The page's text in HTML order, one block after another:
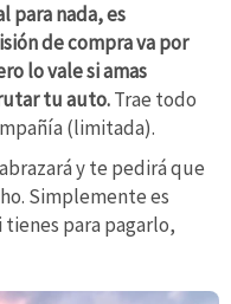
para nada, es
de compra va por
lo vale si amas
tu auto.Trae todo
(limitada).
y te pedirá que
Simplemente es
tienes para pagarlo,